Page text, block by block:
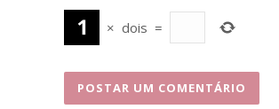
× dois =